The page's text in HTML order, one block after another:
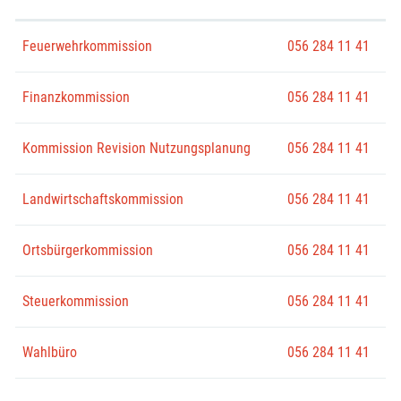
Feuerwehrkommission 056 284 11 41
Finanzkommission 056 284 11 41
Kommission Revision Nutzungsplanung 056 284 11 41
Landwirtschaftskommission 056 284 11 41
Ortsbürgerkommission 056 284 11 41
Steuerkommission 056 284 11 41
Wahlbüro 056 284 11 41